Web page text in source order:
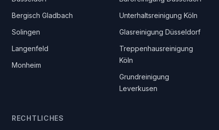
Bergisch Gladbach
Solingen
Langenfeld
Monheim
Unterhaltsreinigung Köln
Glasreinigung Düsseldorf
Treppenhausreinigung
Köln
Grundreinigung
Leverkusen
RECHTLICHES